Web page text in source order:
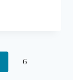
6